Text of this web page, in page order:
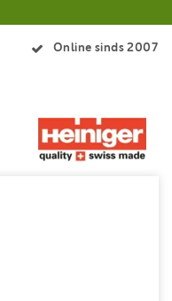
Online sinds 2007